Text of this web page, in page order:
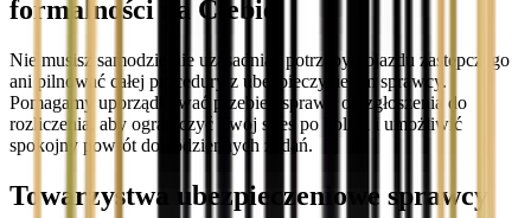
formalności na Ciebie
Nie musisz samodzielnie uzasadniać potrzeby pojazdu zastępczego
ani pilnować całej procedury z ubezpieczycielem sprawcy.
Pomagamy uporządkować przebieg sprawy od zgłoszenia do
rozliczenia, aby ograniczyć Twój stres po kolizji i umożliwić
spokojny powrót do codziennych zadań.
Towarzystwa ubezpieczeniowe sprawcy